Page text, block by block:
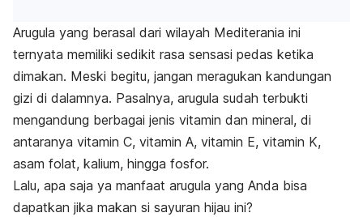
Arugula yang berasal dari wilayah Mediterania ini
ternyata memiliki sedikit rasa sensasi pedas ketika
dimakan. Meski begitu, jangan meragukan kandungan
gizi di dalamnya. Pasalnya, arugula sudah terbukti
mengandung berbagai jenis vitamin dan mineral, di
antaranya vitamin C, vitamin A, vitamin E, vitamin K,
asam folat, kalium, hingga fosfor.
Lalu, apa saja ya manfaat arugula yang Anda bisa
dapatkan jika makan si sayuran hijau ini?